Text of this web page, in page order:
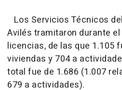
Los Servicios Técnicos
Avilés tramitaron durante
licencias, de las que 1.105
viviendas y 704 a
total fue de 1.686 (1.007
679 a actividades).